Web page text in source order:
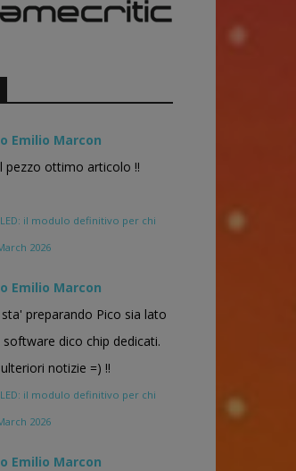
Emilio Marcon
pezzo ottimo articolo !!
il modulo definitivo per chi
2026
Emilio Marcon
preparando Pico sia lato
dico chip dedicati.
notizie =) !!
il modulo definitivo per chi
2026
Emilio Marcon